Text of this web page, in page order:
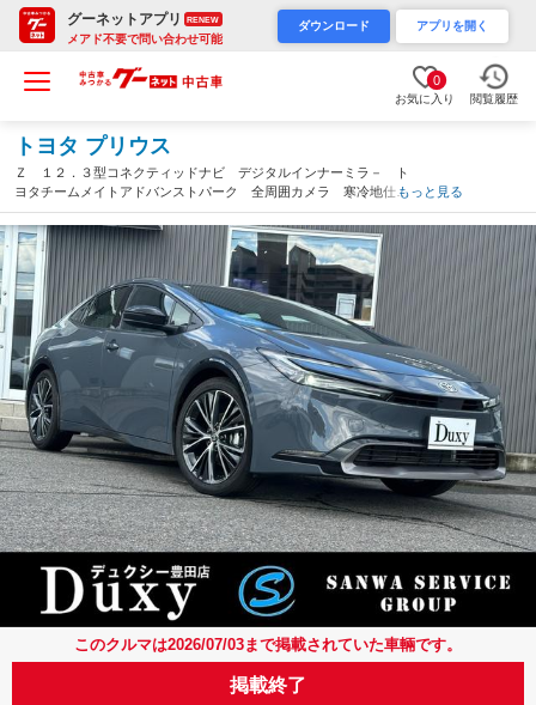
グーネットアプリ RENEW
メアド不要で問い合わせ可能
ダウンロード アプリを開く
0
お気に入り 閲覧履歴
トヨタ プリウス
Ｚ １２．３型コネクティッドナビ デジタルインナーミラ－ ト
ヨタチームメイトアドバンストパーク 全周囲カメラ 寒冷地仕
様 パワーバックドア ワイヤレス充電 シートヒータ－ ベンチ
レーション ＥＴＣ ＢＳＭ（愛知県）
もっと見る
このクルマは2026/07/03まで掲載されていた車輛です。
掲載終了